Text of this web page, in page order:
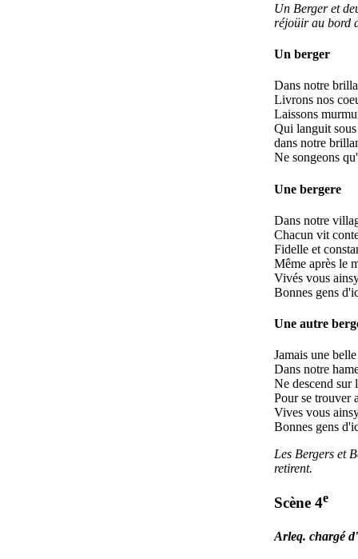
Un Berger et
réjoüir au bord
Un berger
Dans notre
Livrons nos
Laissons
Qui languit
dans notre
Ne songeons
Une bergere
Dans notre
Chacun vit
Fidelle et
Même après le
Vivés vous
Bonnes gens
Une autre
Jamais une belle
Dans notre
Ne descend sur
Pour se trouver
Vives vous
Bonnes gens
Les Bergers et
retirent.
Scène 4e
Arleq. chargé